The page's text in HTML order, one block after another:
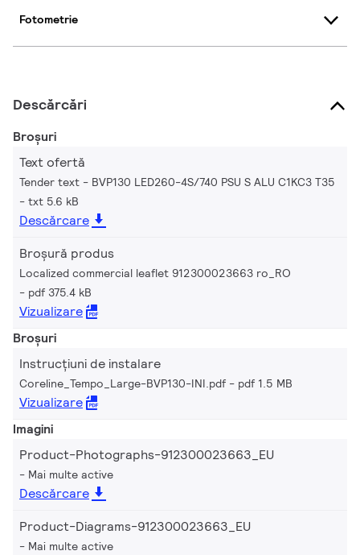
Fotometrie
Descărcări
Broșuri
Text ofertă
Tender text - BVP130 LED260-4S/740 PSU S ALU C1KC3 T35
txt 5.6 kB
Descărcare
Broșură produs
Localized commercial leaflet 912300023663 ro_RO
pdf 375.4 kB
Vizualizare
Broșuri
Instrucțiuni de instalare
Coreline_Tempo_Large-BVP130-INI.pdf pdf 1.5 MB
Vizualizare
Imagini
Product-Photographs-912300023663_EU
Mai multe active
Descărcare
Product-Diagrams-912300023663_EU
Mai multe active